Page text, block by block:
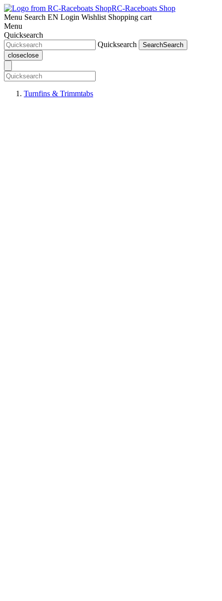
RC-Raceboats Shop
Menu Search EN Login Wishlist Shopping cart
Menu
Quicksearch
Quicksearch
SearchSearch
closeclose
Turnfins & Trimmtabs